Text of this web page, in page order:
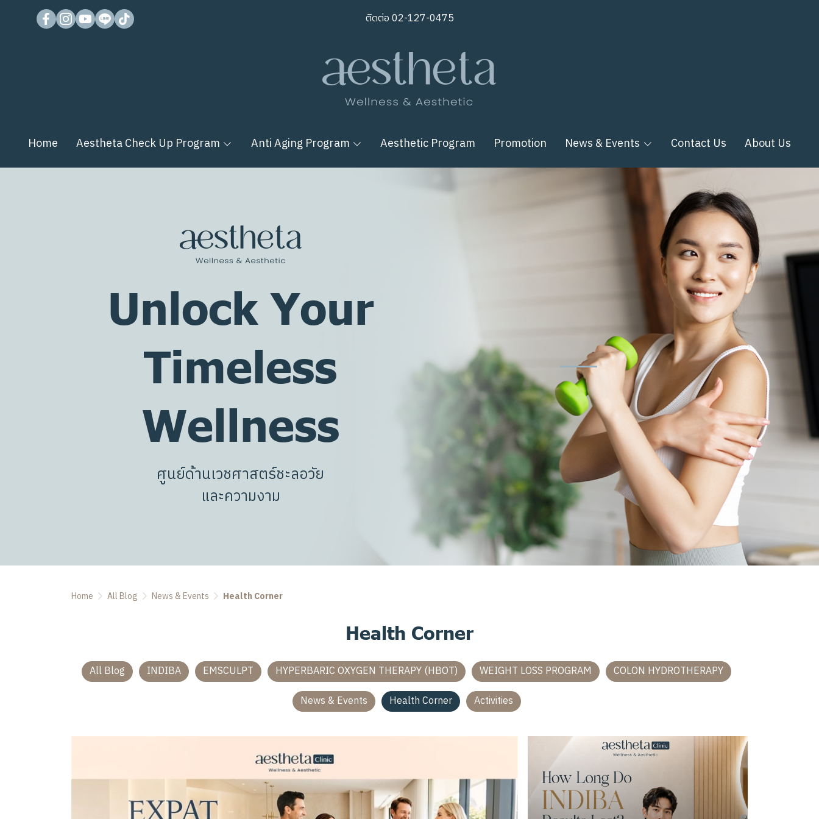
ติดต่อ02-127-0475
Home Aestheta Check Up Program Anti Aging Program Aesthetic Program Promotion News & Events Contact Us About Us
Unlock Your
Timeless
Wellness
ศูนย์ด้านเวชศาสตร์ชะลอวัย
และความงาม
Home All Blog News & Events Health Corner
Health Corner
All Blog INDIBA EMSCULPT HYPERBARIC OXYGEN THERAPY (HBOT) WEIGHT LOSS PROGRAM
COLON HYDROTHERAPY
News & Events
Health Corner Activities